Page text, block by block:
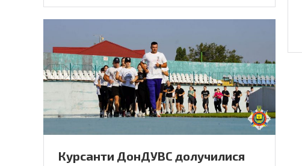
Курсанти ДонДУВС долучилися